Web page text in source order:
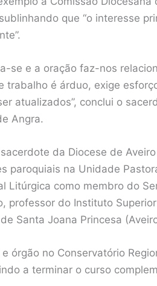
que “o interesse
se e a oração faz-nos
trabalho é árduo, exige
atualizados”, conclui o
Angra.
da Diocese de
paroquiais na Unidade
Litúrgica como membro do
professor do Instituto
Santa Joana Princesa
órgão no Conservatório
a terminar o curso